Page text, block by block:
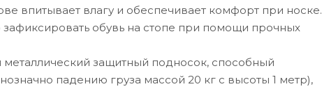
впитывает влагу и обеспечивает комфорт при носке.
обувь на стопе при помощи прочных
металлический защитный подносок, способный
падению груза массой 20 кг с высоты 1 метр),